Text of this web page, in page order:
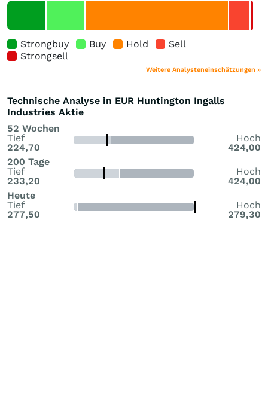
Strongbuy Buy Hold
Sell
Strongsell
Weitere Analysteneinschätzungen »
Technische Analyse in EUR Huntington Ingalls
Industries Aktie
52 Wochen
Tief
224,70
Hoch
424,00
200 Tage
Tief
233,20
Hoch
424,00
Heute
Tief
277,50
Hoch
279,30